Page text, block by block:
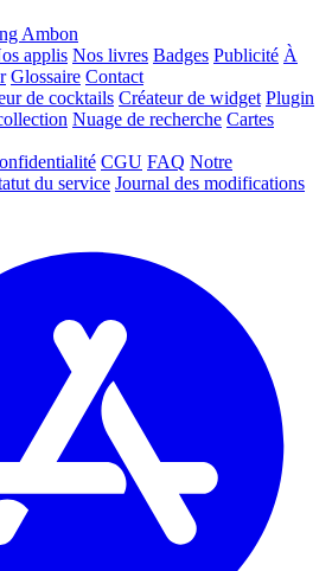
Ambon
applis Nos livres Badges Publicité À
Glossaire Contact
de cocktails Créateur de widget Plugin
Nuage de recherche Cartes
CGU FAQ Notre
du service Journal des modifications